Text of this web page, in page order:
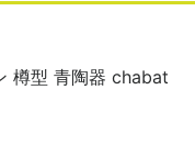
樽型 青陶器 chabat